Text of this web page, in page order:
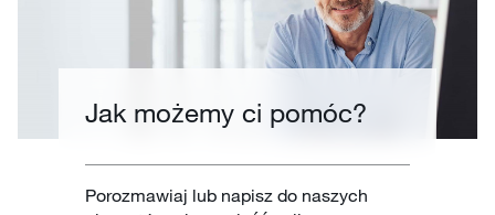
Jak możemy ci pomóc?
Porozmawiaj lub napisz do naszych